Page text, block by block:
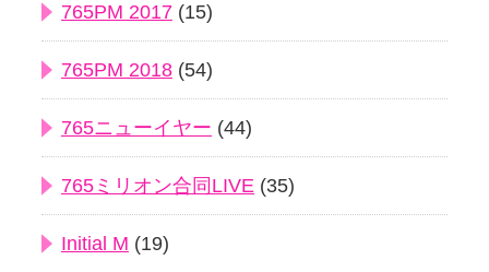
765PM 2017 (15)
765PM 2018 (54)
765ニューイヤー (44)
765ミリオン合同LIVE (35)
Initial M (19)